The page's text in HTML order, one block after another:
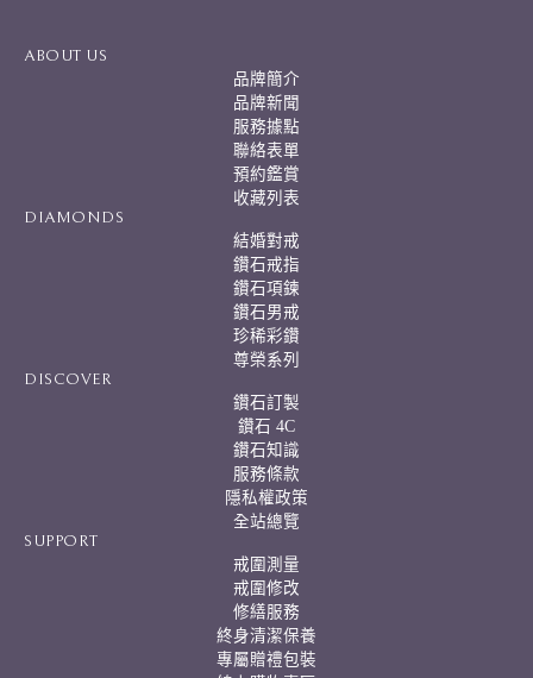
t
ABOUT US
品牌簡介
品牌新聞
服務據點
聯絡表單
預約鑑賞
收藏列表
DIAMONDS
結婚對戒
鑽石戒指
鑽石項鍊
鑽石男戒
珍稀彩鑽
尊榮系列
DISCOVER
鑽石訂製
鑽石 4C
鑽石知識
服務條款
隱私權政策
全站總覽
SUPPORT
戒圍測量
戒圍修改
修繕服務
終身清潔保養
專屬贈禮包裝